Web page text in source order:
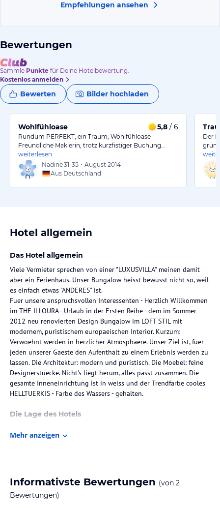
Empfehlungen ansehen
Bewertungen
Sammle Punkte für Deine Hotelbewertung.
Kostenlos anmelden
Bewerten Bilder hochladen
Wohlfühloase 5,8 / 6
Rundum PERFEKT, ein Traum, Wohlfühloase
Freundliche Maklerin, trotz kurzfistiger Buchung…
weiterlesen
Nadine31-35 • August 2014
Aus Deutschland
Der
Hotel allgemein
Das Hotel allgemein
Viele Vermieter sprechen von einer "LUXUSVILLA" meinen damit
aber ein Ferienhaus. Unser Bungalow heisst bewusst nicht so, weil
es einfach etwas "ANDERES" ist.
Fuer unsere anspruchsvollen Interessenten - Herzlich Willkommen
im THE ILLOURA - Urlaub in der Ersten Reihe - dem im Sommer
2012 neu renovierten Design Bungalow im LOFT STIL mit
modernem, puristischem europaeischen Interior. Kurzum:
Verwoehnt werden in herzlicher Atmosphaere. Unser Ziel ist, fuer
jeden unserer Gaeste den Aufenthalt zu einem Erlebnis werden zu
lassen. Die Architektur: modern und puristisch. Die Moebel: feine
Designerstuecke. Nicht's liegt herum, alles passt zusammen. Die
gesamte Inneneinrichtung ist in weiss und der Trendfarbe cooles
HELLTUERKIS - Farbe des Wassers - gehalten.
Die Lage des Hotels
Boatdock/Lift liegt direkt am Rubicon Kanal. Ausruhen,
Rollstuhl, schnelle Ablaeufe und viel Raum zum Wohlfuehlen. Mit
Stil: Neben einem stilvollem Interieur erwartet unsere Gaeste
echte deutsche Gastfreundschaft und eine Atmosphaere, in der das
Mehr anzeigen
Informativste Bewertungen (von 2
Bewertungen)